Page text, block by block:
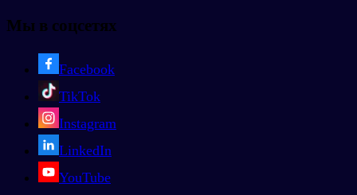
Мы в соцсетях
Facebook
TikTok
Instagram
LinkedIn
YouTube